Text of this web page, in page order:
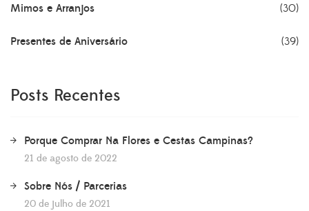
Mimos e Arranjos (30)
Presentes de Aniversário (39)
Posts Recentes
Porque Comprar Na Flores e Cestas Campinas?
21 de agosto de 2022
Sobre Nós / Parcerias
20 de julho de 2021